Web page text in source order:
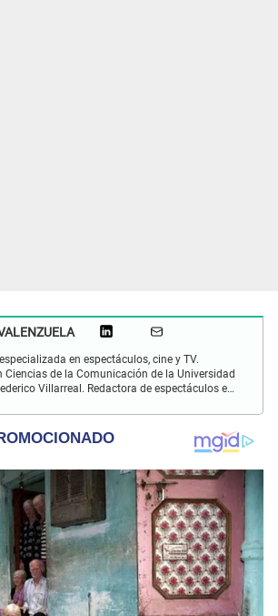
en espectáculos, cine y TV.
Ciencias de la Comunicación de la Universidad
Villarreal. Redactora de espectáculos en
internacionales, música y películas.